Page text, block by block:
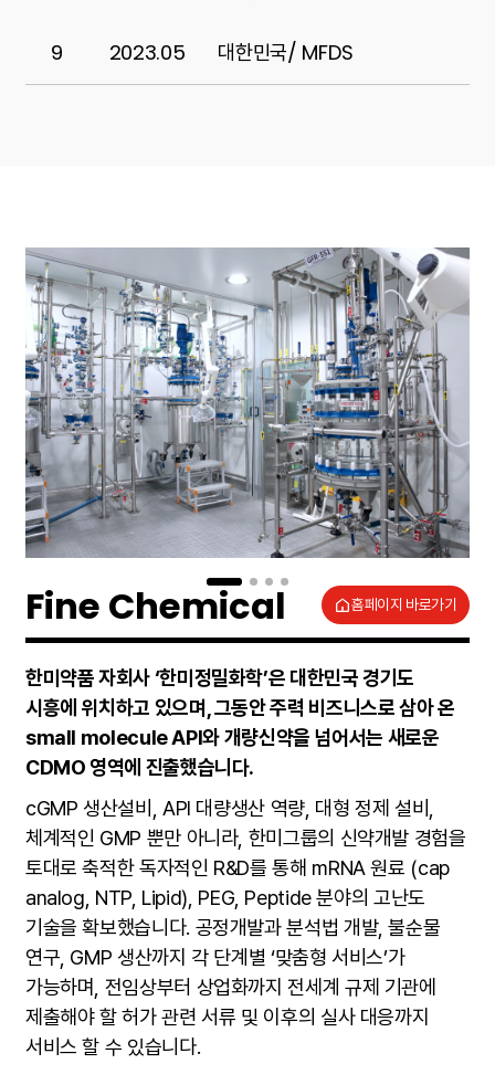
9 2023.05 대한민국/ MFDS
Fine Chemical 홈페이지 바로가기
한미약품 자회사 ‘한미정밀화학’은 대한민국 경기도
시흥에 위치하고 있으며, 그동안 주력 비즈니스로 삼아 온
small molecule API와 개량신약을 넘어서는 새로운
CDMO 영역에 진출했습니다.
cGMP 생산설비, API 대량생산 역량, 대형 정제 설비,
체계적인 GMP 뿐만 아니라, 한미그룹의 신약개발 경험을
토대로 축적한 독자적인 R&D를 통해 mRNA 원료 (cap
analog, NTP, Lipid), PEG, Peptide 분야의 고난도
기술을 확보했습니다. 공정개발과 분석법 개발, 불순물
연구, GMP 생산까지 각 단계별 ‘맞춤형 서비스’가
가능하며, 전임상부터 상업화까지 전세계 규제 기관에
제출해야 할 허가 관련 서류 및 이후의 실사 대응까지
서비스 할 수 있습니다.